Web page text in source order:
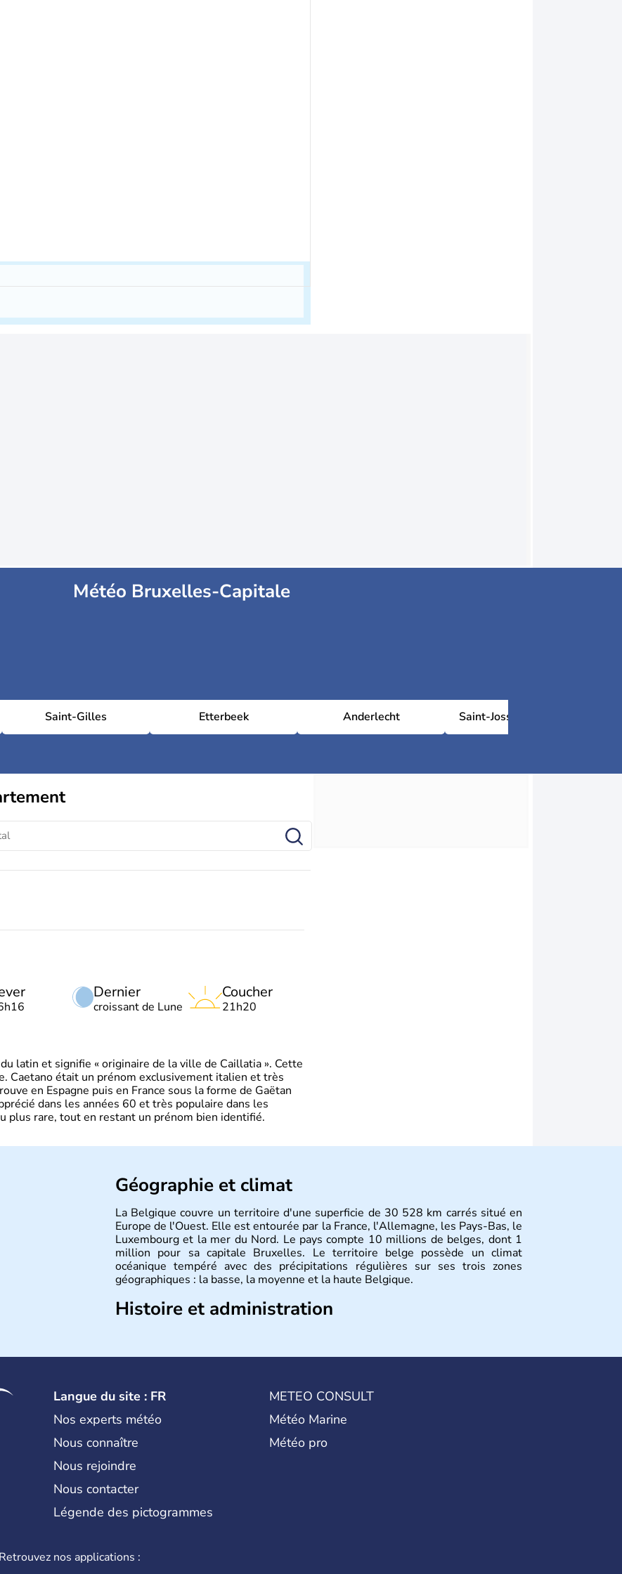
Météo Bruxelles-Capitale
Saint-Gilles Etterbeek Anderlecht Saint-Josse-ten-Noode
Dernier
croissant de Lune
Coucher
21h20
latin et signifie « originaire de la ville de Caillatia ». Cette
Caetano était un prénom exclusivement italien et très
en Espagne puis en France sous la forme de Gaëtan
dans les années 60 et très populaire dans les
plus rare, tout en restant un prénom bien identifié.
Géographie et climat
La Belgique couvre un territoire d'une superficie de 30 528 km carrés situé en
Europe de l'Ouest. Elle est entourée par la France, l'Allemagne, les Pays-Bas, le
Luxembourg et la mer du Nord. Le pays compte 10 millions de belges, dont 1
million pour sa capitale Bruxelles. Le territoire belge possède un climat
océanique tempéré avec des précipitations régulières sur ses trois zones
géographiques : la basse, la moyenne et la haute Belgique.
Histoire et administration
principauté de Liège. Il faut attendre jusqu'en 1980 pour qu'elle devienne un
Etat fédéral reconnu par la constitution de 1993.
Langue du site : FR
Nos experts météo
Nous connaître
Nous rejoindre
Nous contacter
Légende des pictogrammes
METEO CONSULT
Météo Marine
Météo pro
Retrouvez nos applications :